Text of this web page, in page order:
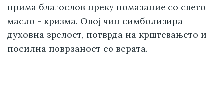
прима благослов преку помазание со свето
масло - кризма. Овој чин симболизира
духовна зрелост, потврда на крштевањето и
посилна поврзаност со верата.